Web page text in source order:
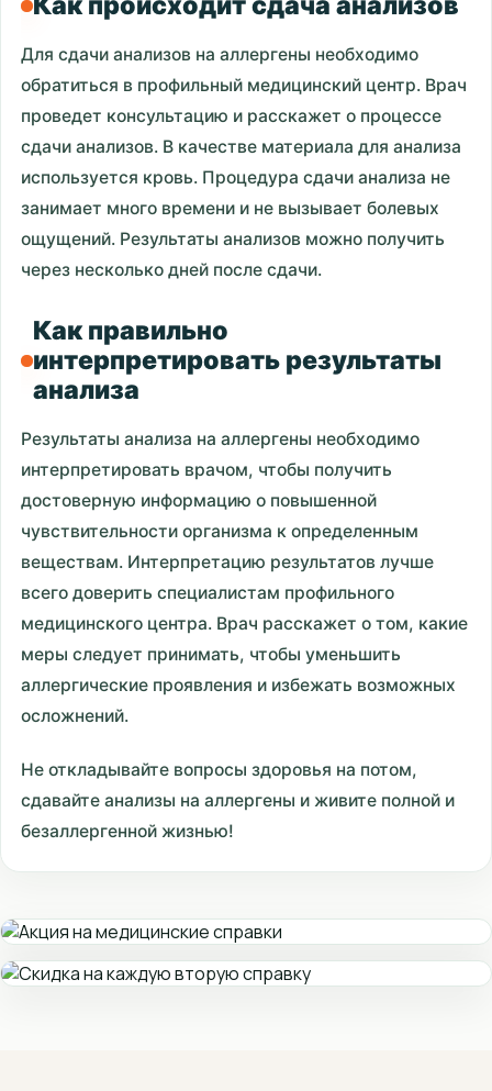
Для сдачи анализов на аллергены необходимо
обратиться в профильный медицинский центр. Врач
проведет консультацию и расскажет о процессе
сдачи анализов. В качестве материала для анализа
используется кровь. Процедура сдачи анализа не
занимает много времени и не вызывает болевых
ощущений. Результаты анализов можно получить
через несколько дней после сдачи.
Как правильно
интерпретировать результаты
анализа
Результаты анализа на аллергены необходимо
интерпретировать врачом, чтобы получить
достоверную информацию о повышенной
чувствительности организма к определенным
веществам. Интерпретацию результатов лучше
всего доверить специалистам профильного
медицинского центра. Врач расскажет о том, какие
меры следует принимать, чтобы уменьшить
аллергические проявления и избежать возможных
осложнений.
Не откладывайте вопросы здоровья на потом,
сдавайте анализы на аллергены и живите полной и
безаллергенной жизнью!